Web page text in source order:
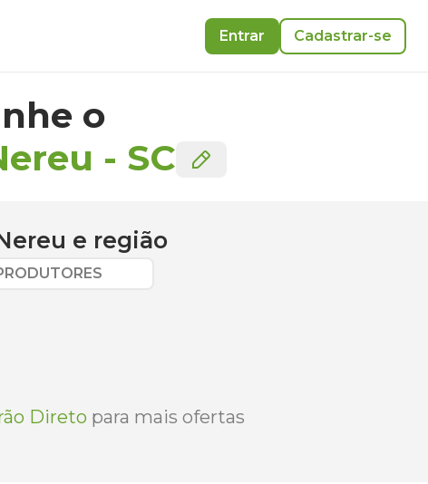
Entrar Cadastrar-se
o
- SC
e região
Direto para mais ofertas